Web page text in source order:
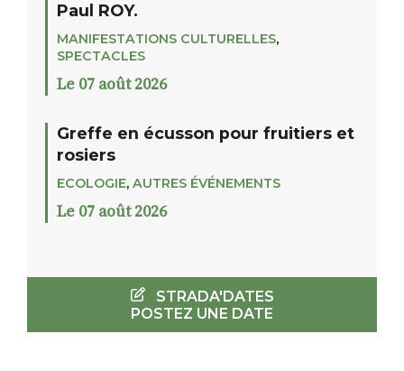
Paul ROY.
MANIFESTATIONS CULTURELLES,
SPECTACLES
Le 07 août 2026
Greffe en écusson pour fruitiers et
rosiers
ECOLOGIE, AUTRES ÉVÉNEMENTS
Le 07 août 2026
STRADA'DATES
POSTEZ UNE DATE